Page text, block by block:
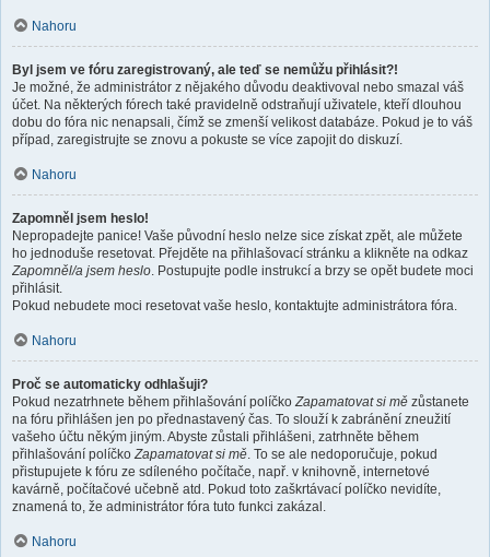
Nahoru
Byl jsem ve fóru zaregistrovaný, ale teď se nemůžu přihlásit?!
Je možné, že administrátor z nějakého důvodu deaktivoval nebo smazal váš
účet. Na některých fórech také pravidelně odstraňují uživatele, kteří dlouhou
dobu do fóra nic nenapsali, čímž se zmenší velikost databáze. Pokud je to váš
případ, zaregistrujte se znovu a pokuste se více zapojit do diskuzí.
Nahoru
Zapomněl jsem heslo!
Nepropadejte panice! Vaše původní heslo nelze sice získat zpět, ale můžete
ho jednoduše resetovat. Přejděte na přihlašovací stránku a klikněte na odkaz
Zapomněl/a jsem heslo. Postupujte podle instrukcí a brzy se opět budete moci
přihlásit.
Pokud nebudete moci resetovat vaše heslo, kontaktujte administrátora fóra.
Nahoru
Proč se automaticky odhlašuji?
Pokud nezatrhnete během přihlašování políčkoZapamatovat si mě zůstanete
na fóru přihlášen jen po přednastavený čas. To slouží k zabránění zneužití
vašeho účtu někým jiným. Abyste zůstali přihlášeni, zatrhněte během
přihlašování políčkoZapamatovat si mě. To se ale nedoporučuje, pokud
přistupujete k fóru ze sdíleného počítače, např. v knihovně, internetové
kavárně, počítačové učebně atd. Pokud toto zaškrtávací políčko nevidíte,
znamená to, že administrátor fóra tuto funkci zakázal.
Nahoru